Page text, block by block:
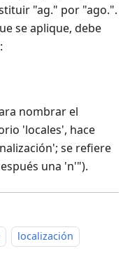
"ag." por "ago.".
se aplique, debe
nombrar el
'locales', hace
se refiere
una 'n'").
localización